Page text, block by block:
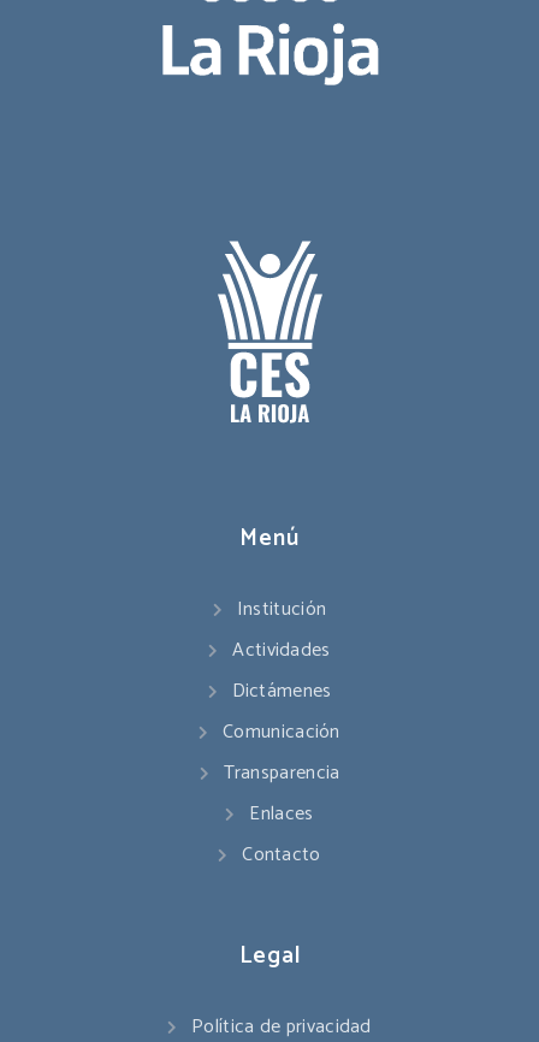
Menú
Institución
Actividades
Dictámenes
Comunicación
Transparencia
Enlaces
Contacto
Legal
Política de privacidad